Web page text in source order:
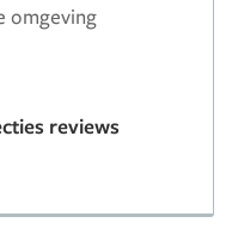
omgeving
reviews